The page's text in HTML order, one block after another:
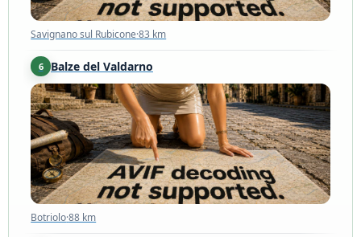
Savignano sul Rubicone·83 km
6 Balze del Valdarno
Botriolo·88 km
Botriolo·88 km